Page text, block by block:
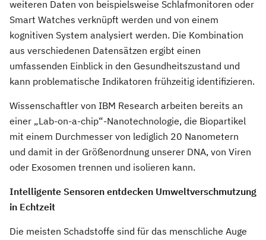
weiteren Daten von beispielsweise Schlafmonitoren oder
Smart Watches verknüpft werden und von einem
kognitiven System analysiert werden. Die Kombination
aus verschiedenen Datensätzen ergibt einen
umfassenden Einblick in den Gesundheitszustand und
kann problematische Indikatoren frühzeitig identifizieren.
Wissenschaftler von IBM Research arbeiten bereits an
einer „Lab-on-a-chip“-Nanotechnologie, die Biopartikel
mit einem Durchmesser von lediglich 20 Nanometern
und damit in der Größenordnung unserer DNA, von Viren
oder Exosomen trennen und isolieren kann.
Intelligente Sensoren entdecken Umweltverschmutzung
in Echtzeit
Die meisten Schadstoffe sind für das menschliche Auge